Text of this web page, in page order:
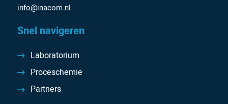
info@inacom.nl
Snel navigeren
Laboratorium
Proceschemie
Partners